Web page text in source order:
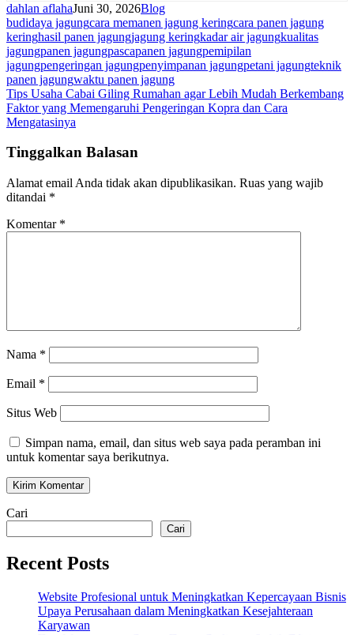
dahlan aflahaJuni 30, 2026Blog
budidaya jagungcara memanen jagung keringcara panen jagung
keringhasil panen jagungjagung keringkadar air jagungkualitas
jagungpanen jagungpascapanen jagungpemipilan
jagungpengeringan jagungpenyimpanan jagungpetani jagungteknik
panen jagungwaktu panen jagung
Navigasi
pos
Tips Usaha Cabai Giling Rumahan agar Lebih Mudah Berkembang
Faktor yang Memengaruhi Pengeringan Kopra dan Cara
Mengatasinya
Tinggalkan Balasan
Alamat email Anda tidak akan dipublikasikan. Ruas yang wajib
ditandai *
Komentar *
Nama *
Email *
Situs Web
Simpan nama, email, dan situs web saya pada peramban ini
untuk komentar saya berikutnya.
Cari
Cari
Recent Posts
Website Profesional untuk Meningkatkan Kepercayaan Bisnis
Upaya Perusahaan dalam Meningkatkan Kesejahteraan
Karyawan